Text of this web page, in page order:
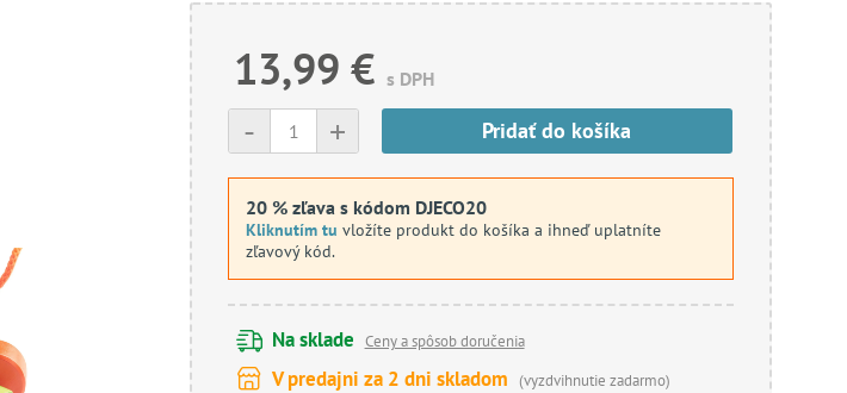
13,99 € s DPH
+
- Pridať do košíka
20 % zľava s kódom DJECO20
Kliknutím tu vložíte produkt do košíka a ihneď uplatníte
zľavový kód.
Na sklade Ceny a spôsob doručenia
V predajni za 2 dni skladom (vyzdvihnutie zadarmo)